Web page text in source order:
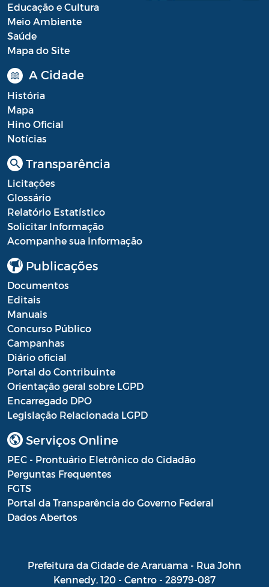
Educação e Cultura
Meio Ambiente
Saúde
Mapa do Site
A Cidade
História
Mapa
Hino Oficial
Notícias
Transparência
Licitações
Glossário
Relatório Estatístico
Solicitar Informação
Acompanhe sua Informação
Publicações
Documentos
Editais
Manuais
Concurso Público
Campanhas
Diário oficial
Portal do Contribuinte
Orientação geral sobre LGPD
Encarregado DPO
Legislação Relacionada LGPD
Serviços Online
PEC - Prontuário Eletrônico do Cidadão
Perguntas Frequentes
FGTS
Portal da Transparência do Governo Federal
Dados Abertos
Prefeitura da Cidade de Araruama - Rua John
Kennedy, 120 - Centro - 28979-087